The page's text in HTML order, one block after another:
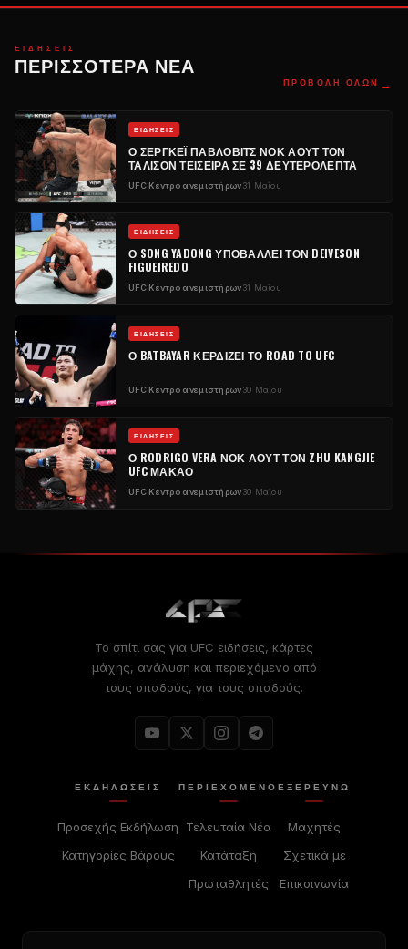
ΕΙΔΉΣΕΙΣ
ΠΕΡΙΣΣΌΤΕΡΑ ΝΈΑ
ΠΡΟΒΟΛΉ ΌΛΩΝ →
ΕΙΔΉΣΕΙΣ
Ο ΣΕΡΓΚΈΙ ΠΆΒΛΟΒΙΤΣ ΝΟΚ ΆΟΥΤ ΤΟΝ
ΤΆΛΙΣΟΝ ΤΕΪΣΈΙΡΑ ΣΕ 39 ΔΕΥΤΕΡΌΛΕΠΤΑ
UFCΚέντρο ανεμιστήρων31 Μαΐου
ΕΙΔΉΣΕΙΣ
Ο SONG YADONG ΥΠΟΒΆΛΛΕΙ ΤΟΝ DEIVESON
FIGUEIREDO
UFCΚέντρο ανεμιστήρων31 Μαΐου
ΕΙΔΉΣΕΙΣ
Ο BATBAYAR ΚΕΡΔΊΖΕΙ ΤΟ ROAD TO UFC
UFCΚέντρο ανεμιστήρων30 Μαΐου
ΕΙΔΉΣΕΙΣ
Ο RODRIGO VERA ΝΟΚ ΆΟΥΤ ΤΟΝ ZHU KANGJIE
UFCΜΑΚΆΟ
UFCΚέντρο ανεμιστήρων30 Μαΐου
Το σπίτι σας για UFC ειδήσεις, κάρτες
μάχης, ανάλυση και περιεχόμενο από
τους οπαδούς, για τους οπαδούς.
ΕΚΔΗΛΏΣΕΙΣ
Προσεχής Εκδήλωση
Κατηγορίες Βάρους
ΠΕΡΙΕΧΌΜΕΝΟ
Τελευταία Νέα
Κατάταξη
Πρωταθλητές
ΕΞΕΡΕΥΝΏ
Μαχητές
Σχετικά με
Επικοινωνία